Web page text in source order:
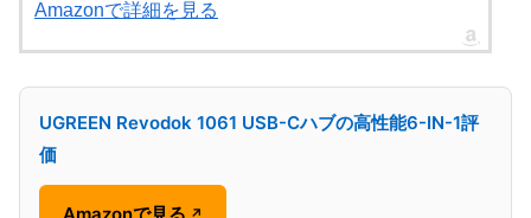
Amazonで詳細を見る
UGREEN Revodok 1061 USB-Cハブの高性能6-IN-1評
価
↗